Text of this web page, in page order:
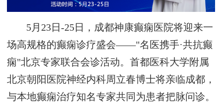
5月23日-25日，成都神康癫痫医院将迎来一
场高规格的癫痫诊疗盛会——"名医携手·共抗癫
痫"北京专家联合会诊活动。首都医科大学附属
北京朝阳医院神经内科周立春博士将亲临成都，
与本地癫痫治疗知名专家共同为患者把脉问诊。